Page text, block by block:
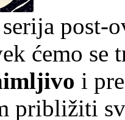
post-
ćemo se
i
približiti